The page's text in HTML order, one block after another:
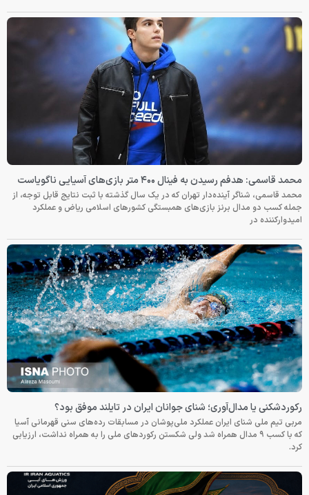
محمد قاسمی: هدفم رسیدن به فینال ۴۰۰ متر بازی‌های آسیایی ناگویاست
محمد قاسمی، شناگر آینده‌دار تهران که در یک سال گذشته با ثبت نتایج قابل توجه، از
جمله کسب دو مدال برنز بازی‌های همبستگی کشورهای اسلامی ریاض و عملکرد
امیدوارکننده در
رکوردشکنی یا مدال‌آوری؛ شنای جوانان ایران در تایلند موفق بود؟
مربی تیم ملی شنای ایران عملکرد ملی‌پوشان در مسابقات رده‌های سنی قهرمانی آسیا
که با کسب ۹ مدال همراه شد ولی شکستن رکوردهای ملی را به همراه نداشت، ارزیابی
کرد.